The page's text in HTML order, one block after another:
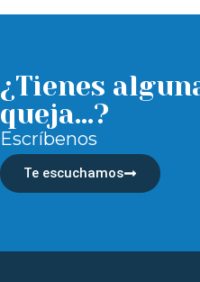
¿Tienes
queja...?
Escríbenos
Te escuchamos